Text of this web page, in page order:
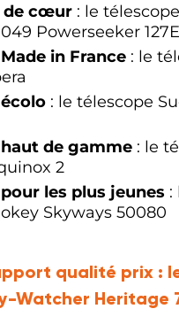
de cœur : le télescope
Powerseeker
in France : le
: le télescope
de gamme : le
2
les plus jeunes :
Skyways 50080
qualité prix :
Watcher Heritage